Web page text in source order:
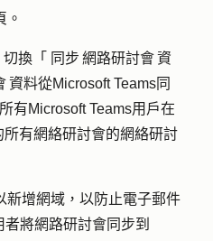
。
換「
同步 網路研討會 資
資料從Microsoft Teams同
有Microsoft Teams用戶在
所有網絡研討會的網絡研討
新增網域，以防止電子郵件
將網路研討會同步到